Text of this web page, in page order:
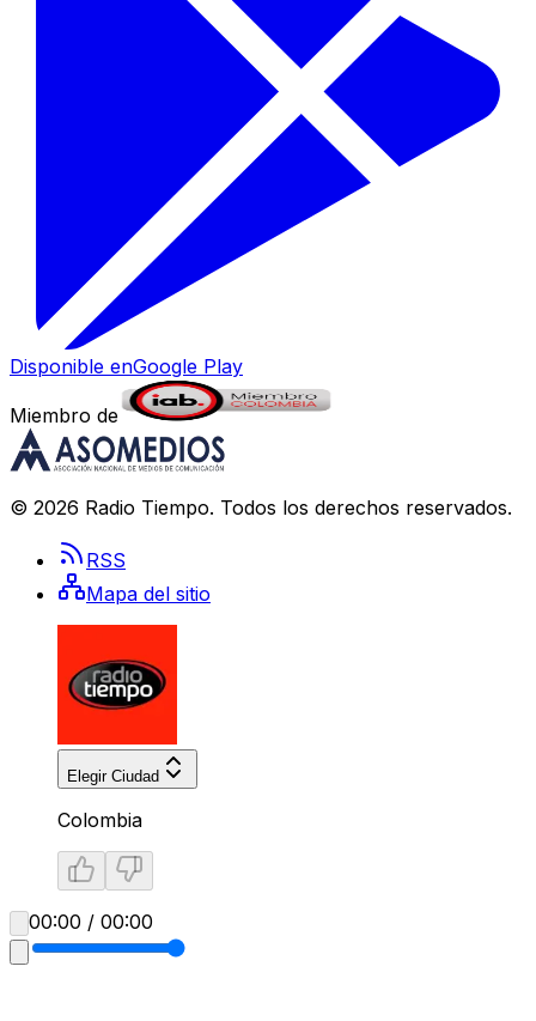
Disponible enGoogle Play
Miembro de
© 2026 Radio Tiempo. Todos los derechos reservados.
RSS
Mapa del sitio
Elegir Ciudad
Colombia
00:00 / 00:00